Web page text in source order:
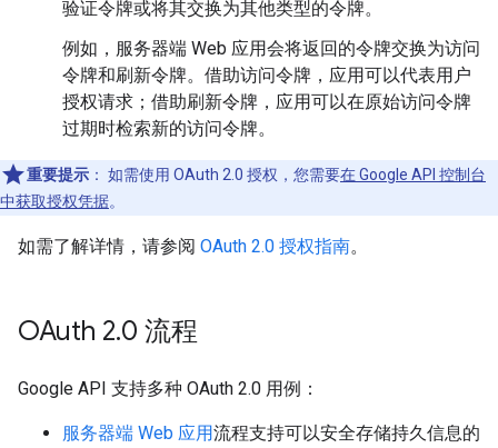
验证令牌或将其交换为其他类型的令牌。
例如，服务器端 Web 应用会将返回的令牌交换为访问
令牌和刷新令牌。借助访问令牌，应用可以代表用户
授权请求；借助刷新令牌，应用可以在原始访问令牌
过期时检索新的访问令牌。
重要提示 ： 如需使用 OAuth 2.0 授权，您需要在 Google API 控制台
中获取授权凭据。
如需了解详情，请参阅 OAuth 2.0 授权指南。
OAuth 2.0 流程
Google API 支持多种 OAuth 2.0 用例：
服务器端 Web 应用流程支持可以安全存储持久信息的